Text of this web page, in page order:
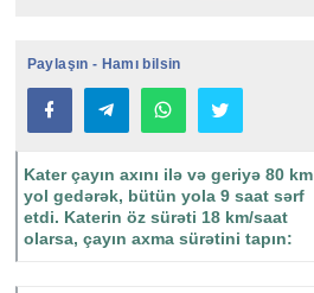
Paylaşın - Hamı bilsin
Kater çayın axını ilə və geriyə 80 km
yol gedərək, bütün yola 9 saat sərf
etdi. Katerin öz sürəti 18 km/saat
olarsa, çayın axma sürətini tapın: